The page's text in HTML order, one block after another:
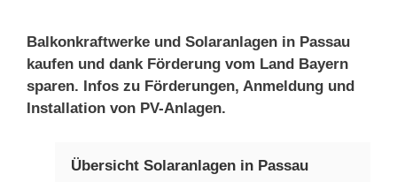
Balkonkraftwerke und Solaranlagen in Passau
kaufen und dank Förderung vom Land Bayern
sparen. Infos zu Förderungen, Anmeldung und
Installation von PV-Anlagen.
Übersicht Solaranlagen in Passau